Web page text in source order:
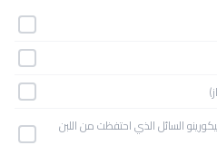
السائل الذي احتفظت من اللبن